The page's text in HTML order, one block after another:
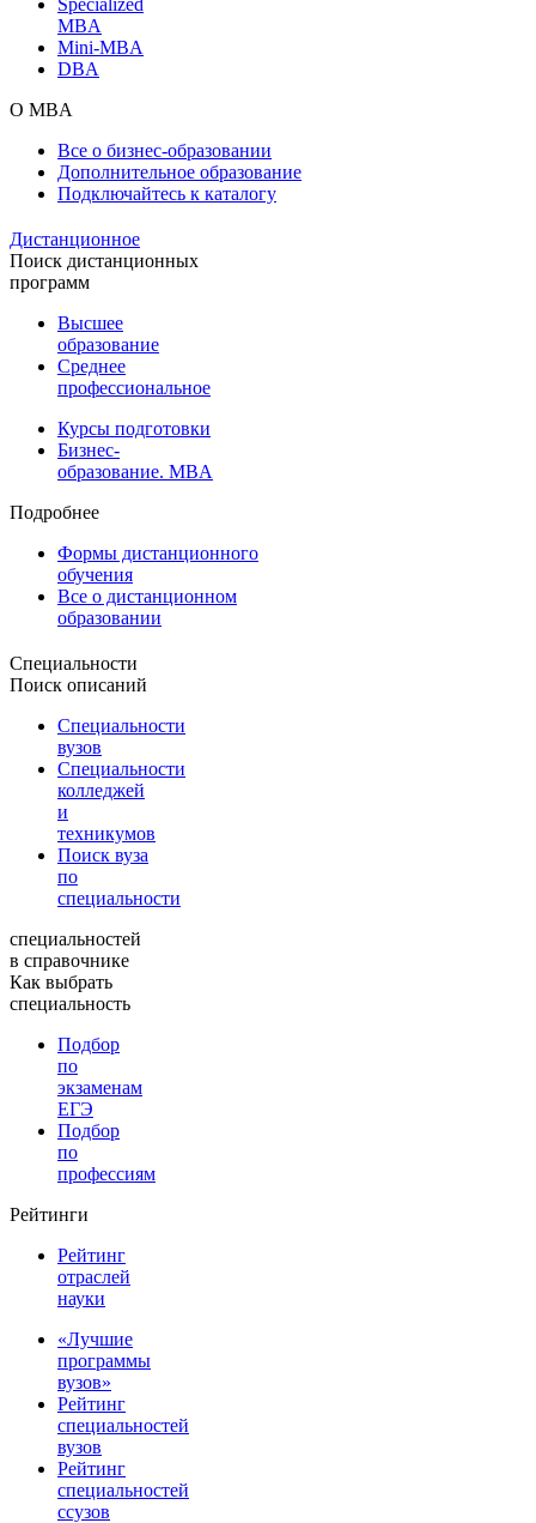
MBA
Mini-MBA
DBA
О MBA
Все о бизнес-образовании
Дополнительное образование
Подключайтесь к каталогу
Дистанционное
Поиск дистанционных
программ
Высшее
образование
Среднее
профессиональное
Курсы подготовки
Бизнес-
образование. MBA
Подробнее
Формы дистанционного
обучения
Все о дистанционном
образовании
Специальности
Поиск описаний
Специальности
вузов
Специальности
колледжей
и
техникумов
Поиск вуза
по
специальности
специальностей
в справочнике
Как выбрать
специальность
Подбор
по
экзаменам
ЕГЭ
Подбор
по
профессиям
Рейтинги
Рейтинг
отраслей
науки
«Лучшие
программы
вузов»
Рейтинг
специальностей
вузов
Рейтинг
специальностей
ссузов